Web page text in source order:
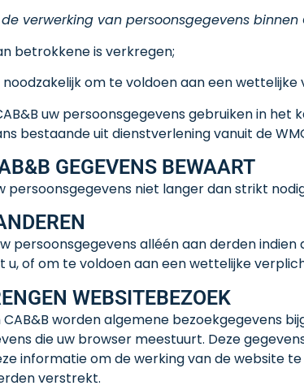
verwerking van persoonsgegevens binnen
betrokkene is verkregen;
om te voldoen aan een wettelijke
uw persoonsgegevens gebruiken in
bestaande uit dienstverlening vanuit de
GEGEVENS BEWAART
persoonsgegevens niet langer dan strikt
persoonsgegevens alléén aan derden indien
of om te voldoen aan een wettelijke
WEBSITEBEZOEK
worden algemene bezoekgegevens
die uw browser meestuurt. Deze
informatie om de werking van de website
verstrekt.